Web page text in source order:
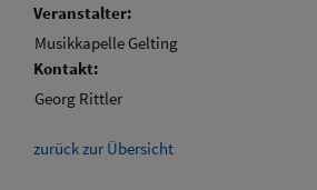
Veranstalter:
Musikkapelle Gelting
Kontakt:
Georg Rittler
zurück zur Übersicht